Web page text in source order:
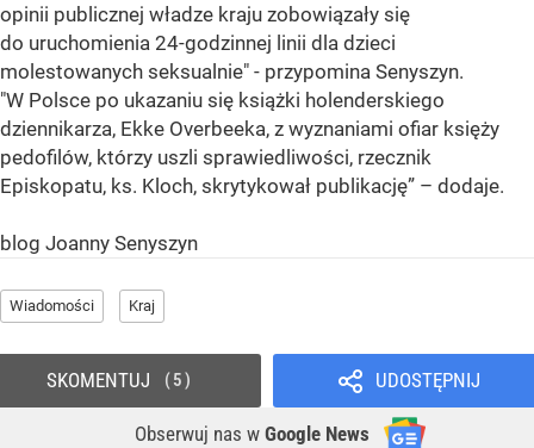
opinii publicznej władze kraju zobowiązały się
do uruchomienia 24-godzinnej linii dla dzieci
molestowanych seksualnie" - przypomina Senyszyn.
"W Polsce po ukazaniu się książki holenderskiego
dziennikarza, Ekke Overbeeka, z wyznaniami ofiar księży
pedofilów, którzy uszli sprawiedliwości, rzecznik
Episkopatu, ks. Kloch, skrytykował publikację” – dodaje.
blog Joanny Senyszyn
Wiadomości Kraj
UDOSTĘPNIJ
Obserwuj nas w Google News
SKOMENTUJ 5